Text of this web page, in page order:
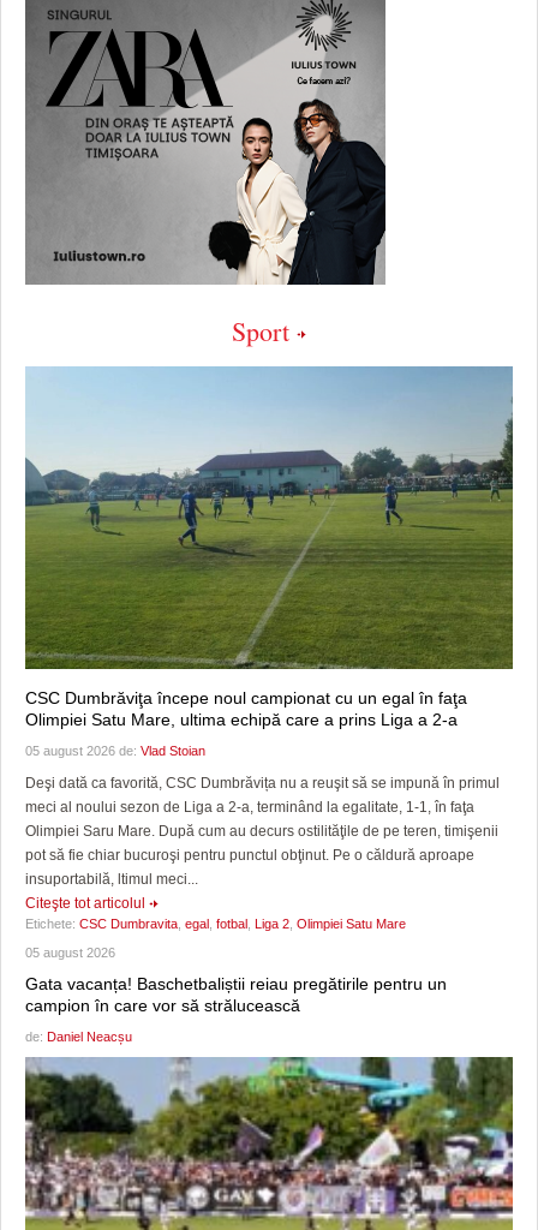
Sport
CSC Dumbrăviţa începe noul campionat cu un egal în faţa
Olimpiei Satu Mare, ultima echipă care a prins Liga a 2-a
05 august 2026 de: Vlad Stoian
Deşi dată ca favorită, CSC Dumbrăvița nu a reuşit să se impună în primul
meci al noului sezon de Liga a 2-a, terminând la egalitate, 1-1, în faţa
Olimpiei Saru Mare. După cum au decurs ostilităţile de pe teren, timişenii
pot să fie chiar bucuroşi pentru punctul obţinut. Pe o căldură aproape
insuportabilă, ltimul meci...
Citeşte tot articolul
Etichete: CSC Dumbravita egal fotbal Liga 2 Olimpiei Satu Mare
05 august 2026
Gata vacanța! Baschetbaliștii reiau pregătirile pentru un
campion în care vor să strălucească
de: Daniel Neacșu